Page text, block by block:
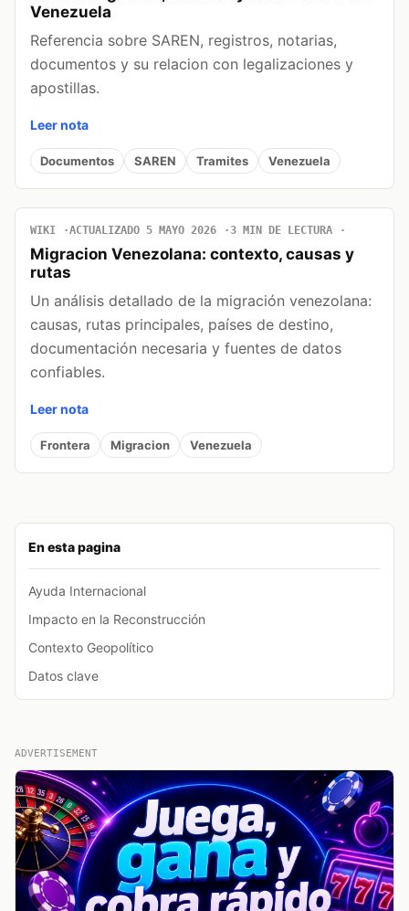
En esta pagina
Ayuda Internacional
Impacto en la Reconstrucción
Contexto Geopolítico
Datos clave
Venezuela
Referencia sobre SAREN, registros, notarias,
documentos y su relacion con legalizaciones y
apostillas.
Leer nota
Documentos SAREN Tramites Venezuela
WIKI ACTUALIZADO 5 MAYO 2026 3 MIN DE LECTURA
Migracion Venezolana: contexto, causas y
rutas
Un análisis detallado de la migración venezolana:
causas, rutas principales, países de destino,
documentación necesaria y fuentes de datos
confiables.
Leer nota
Frontera Migracion Venezuela
ADVERTISEMENT